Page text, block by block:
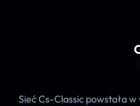
Sieć Cs-Classic powstała